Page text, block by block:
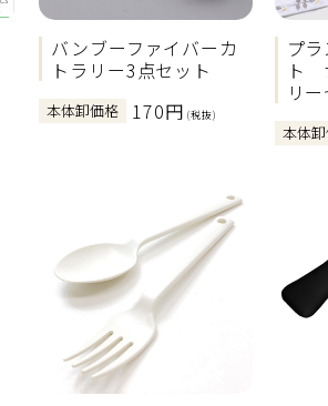
バンブーファイバーカ
トラリー3点セット
本体卸価格 170円 (税抜)
プ
ト
リ
本体